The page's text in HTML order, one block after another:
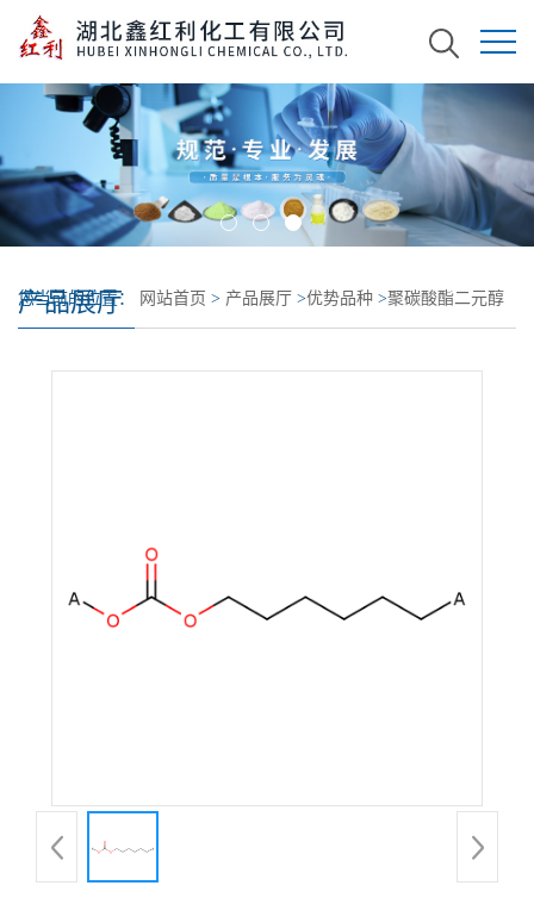
产品展厅
您当前的位置： 网站首页 > 产品展厅 >优势品种 >聚碳酸酯二元醇